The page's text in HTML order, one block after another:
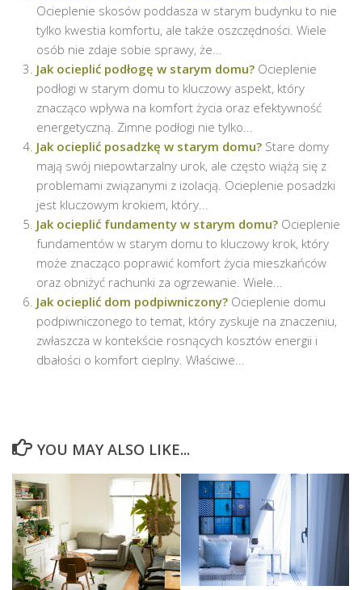
Ocieplenie skosów poddasza w starym budynku to nie
tylko kwestia komfortu, ale także oszczędności. Wiele
osób nie zdaje sobie sprawy, że...
Jak ocieplić podłogę w starym domu? Ocieplenie
podłogi w starym domu to kluczowy aspekt, który
znacząco wpływa na komfort życia oraz efektywność
energetyczną. Zimne podłogi nie tylko...
Jak ocieplić posadzkę w starym domu? Stare domy
mają swój niepowtarzalny urok, ale często wiążą się z
problemami związanymi z izolacją. Ocieplenie posadzki
jest kluczowym krokiem, który...
Jak ocieplić fundamenty w starym domu? Ocieplenie
fundamentów w starym domu to kluczowy krok, który
może znacząco poprawić komfort życia mieszkańców
oraz obniżyć rachunki za ogrzewanie. Wiele...
Jak ocieplić dom podpiwniczony? Ocieplenie domu
podpiwniczonego to temat, który zyskuje na znaczeniu,
zwłaszcza w kontekście rosnących kosztów energii i
dbałości o komfort cieplny. Właściwe...
YOU MAY ALSO LIKE...